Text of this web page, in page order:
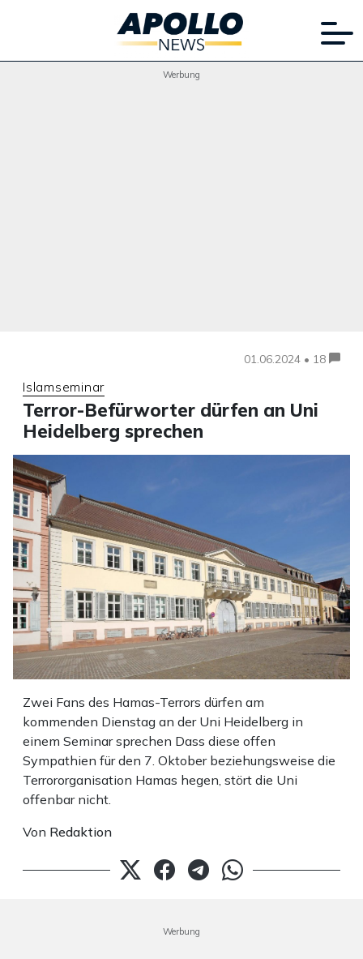
Werbung
01.06.2024 • 18
Islamseminar
Terror-Befürworter dürfen an Uni
Heidelberg sprechen
Zwei Fans des Hamas-Terrors dürfen am
kommenden Dienstag an der Uni Heidelberg in
einem Seminar sprechen Dass diese offen
Sympathien für den 7. Oktober beziehungsweise die
Terrororganisation Hamas hegen, stört die Uni
offenbar nicht.
Von Redaktion
Werbung